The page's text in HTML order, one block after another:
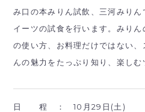
み口の本みりん試飲、三河みり
イーツの試食を行います。みり
の使い方、お料理だけではない
んの魅力をたっぷり知り、楽しむ
日 程 ：10月29日(土)